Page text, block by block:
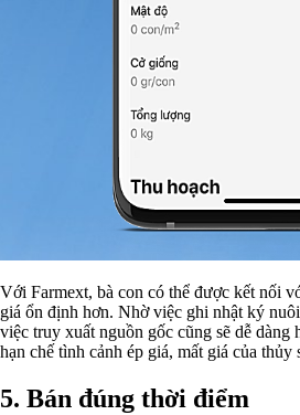
Với Farmext, bà con có thể được kết nối
giá ổn định hơn. Nhờ việc ghi nhật ký
việc truy xuất nguồn gốc cũng sẽ dễ dàng
hạn chế tình cảnh ép giá, mất giá của thủy
5. Bán đúng thời điểm